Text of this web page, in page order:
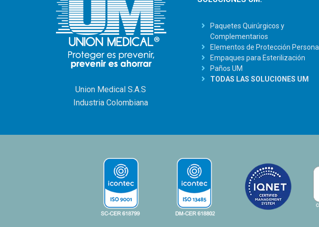
Union Medical S.A.S
Industria Colombiana
Paquetes Quirúrgicos y
Complementarios
Elementos de Protección Personal
Empaques para Esterilización
Paños UM
TODAS LAS SOLUCIONES UM